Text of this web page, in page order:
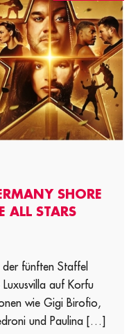
SHORE
ALL STARS
der fünften Staffel
auf Korfu
wie Gigi Birofio,
und Paulina […]